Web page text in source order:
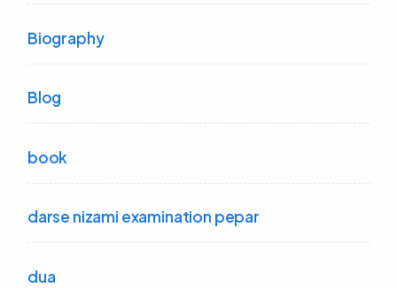
Biography
Blog
book
darse nizami examination pepar
dua